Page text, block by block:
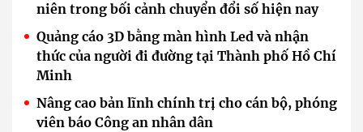
niên trong bối cảnh chuyển đổi số hiện nay
Quảng cáo 3D bằng màn hình Led và nhận
thức của người đi đường tại Thành phố Hồ Chí
Minh
Nâng cao bản lĩnh chính trị cho cán bộ, phóng
viên báo Công an nhân dân